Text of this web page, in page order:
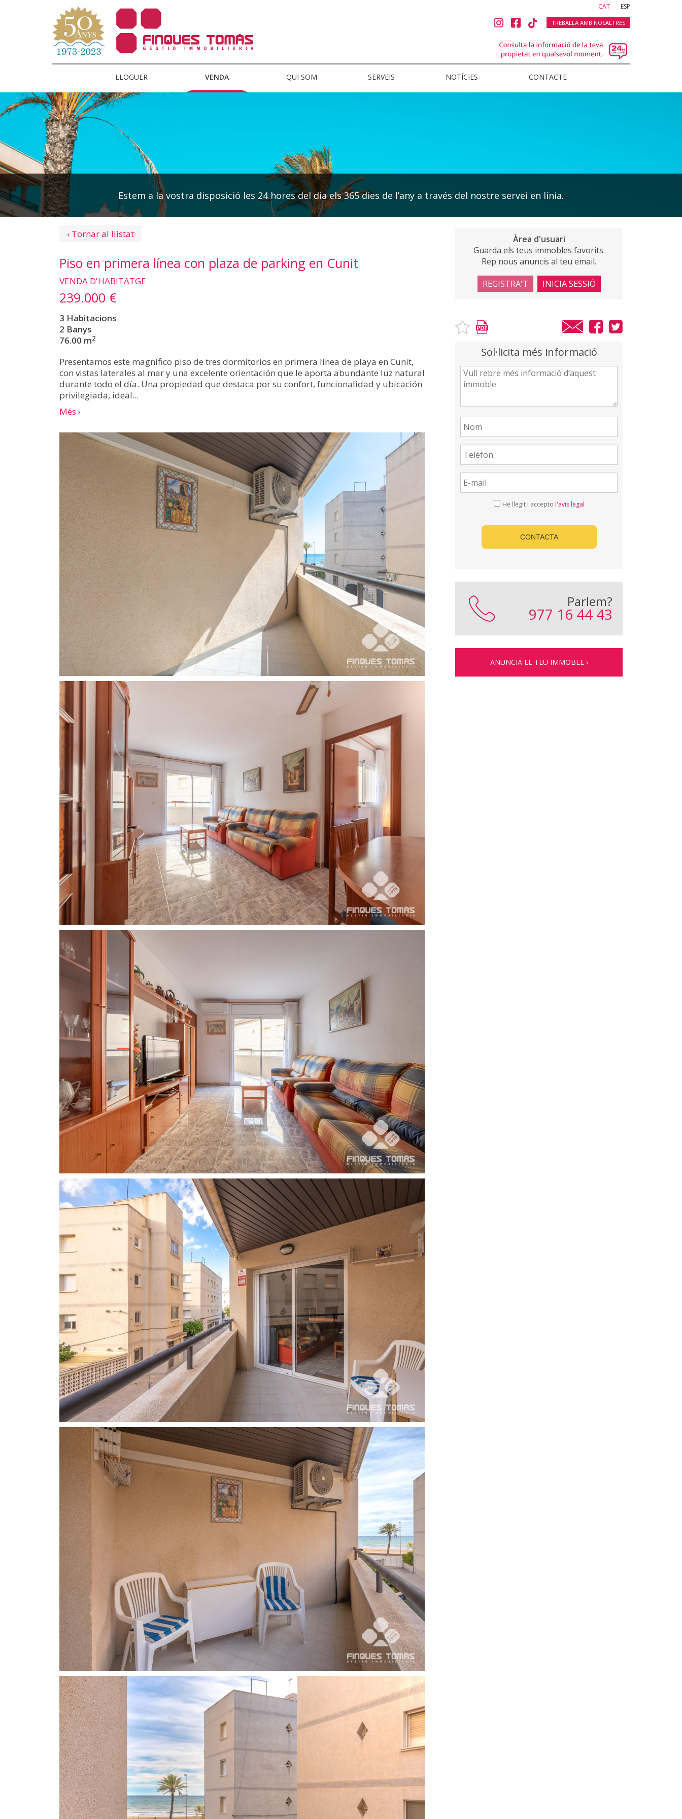
CAT (current)
ESP
TREBALLA AMB NOSALTRES
LLOGUER VENDA QUI SOM SERVEIS NOTÍCIES CONTACTE
Estem a la vostra disposició les 24 hores del dia els 365 dies de l’any a través del nostre servei en línia.
‹ Tornar al llistat
Piso en primera línea con plaza de parking en Cunit
VENDA D'HABITATGE
239.000 €
3 Habitacions
2 Banys
76.00 m2
Presentamos este magnífico piso de tres dormitorios en primera línea de playa en Cunit,
con vistas laterales al mar y una excelente orientación que le aporta abundante luz natural
durante todo el día. Una propiedad que destaca por su confort, funcionalidad y ubicación
privilegiada, ideal...
Més ›
Àrea d'usuari
Guarda els teus immobles favorits.
Rep nous anuncis al teu email.
REGISTRA'T
INICIA SESSIÓ
Sol·licita més informació
He llegit i accepto l'avis legal
CONTACTA
Parlem?
977 16 44 43
ANUNCIA EL TEU IMMOBLE ›